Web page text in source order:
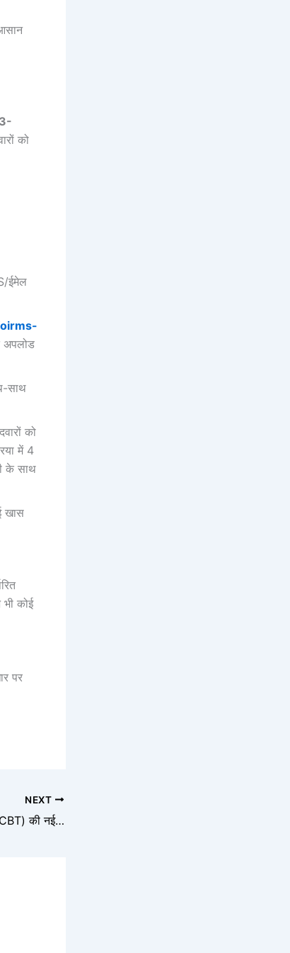
को
ईमेल
अपलोड
साथ
को
में 4
के साथ
खास
कोई
पर
NEXT
रेलवे पैरामेडिकल भर्ती परीक्षा (CBT) की नई तारीखें जारी! यहां देखें बदला हुआ शेड्यूल और एडमिट कार्ड की डिटेल